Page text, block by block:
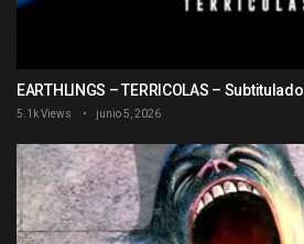
EARTHLINGS – TERRICOLAS – Subtitulado
5.1k Views junio 5, 2026